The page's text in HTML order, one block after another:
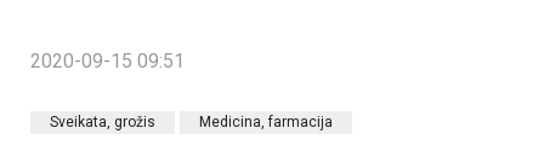
2020-09-15 09:51
Sveikata, grožis Medicina, farmacija